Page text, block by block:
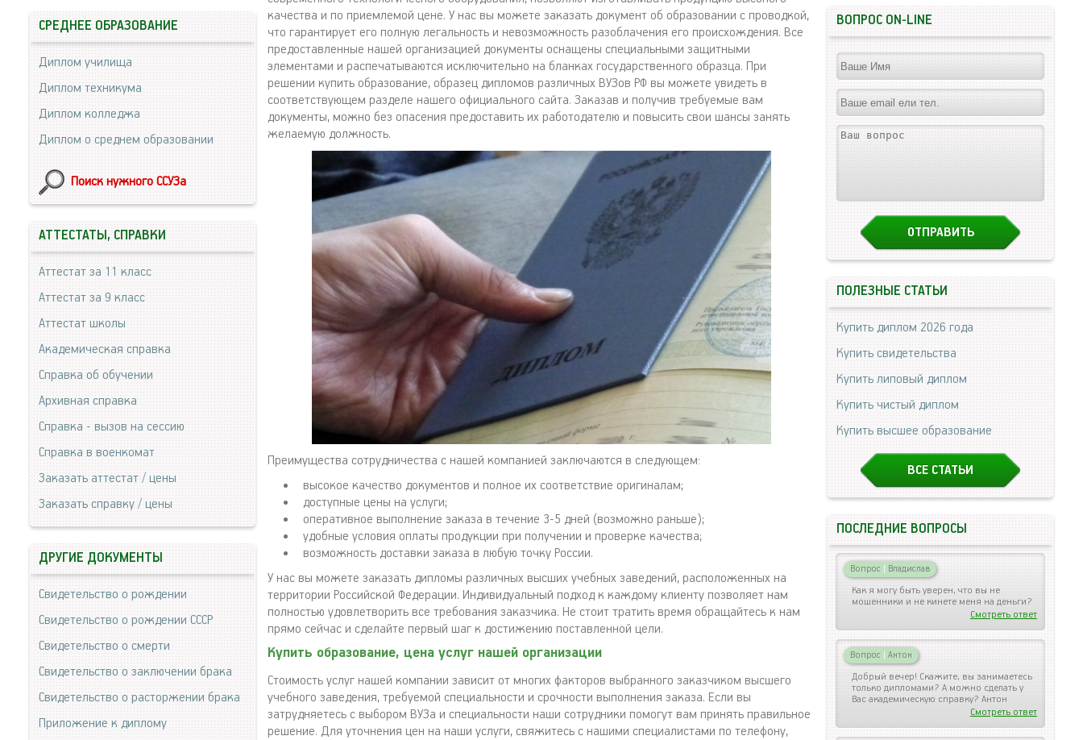
качества и по приемлемой цене. У нас вы можете заказать документ об образовании с проводкой,
что гарантирует его полную легальность и невозможность разоблачения его происхождения. Все
предоставленные нашей организацией документы оснащены специальными защитными
элементами и распечатываются исключительно на бланках государственного образца. При
решении купить образование, образец дипломов различных ВУЗов РФ вы можете увидеть в
соответствующем разделе нашего официального сайта. Заказав и получив требуемые вам
документы, можно без опасения предоставить их работодателю и повысить свои шансы занять
желаемую должность.
Преимущества сотрудничества с нашей компанией заключаются в следующем:
высокое качество документов и полное их соответствие оригиналам;
доступные цены на услуги;
оперативное выполнение заказа в течение 3-5 дней (возможно раньше);
удобные условия оплаты продукции при получении и проверке качества;
возможность доставки заказа в любую точку России.
У нас вы можете заказать дипломы различных высших учебных заведений, расположенных на
территории Российской Федерации. Индивидуальный подход к каждому клиенту позволяет нам
полностью удовлетворить все требования заказчика. Не стоит тратить время обращайтесь к нам
прямо сейчас и сделайте первый шаг к достижению поставленной цели.
Купить образование, цена услуг нашей организации
Стоимость услуг нашей компании зависит от многих факторов выбранного заказчиком высшего
учебного заведения, требуемой специальности и срочности выполнения заказа. Если вы
затрудняетесь с выбором ВУЗа и специальности наши сотрудники помогут вам принять правильное
решение. Для уточнения цен на наши услуги, свяжитесь с нашими специалистами по телефону,
СРЕДНЕЕ ОБРАЗОВАНИЕ
Диплом училища
Диплом техникума
Диплом колледжа
Диплом о среднем образовании
Поиск нужного ССУЗа
АТТЕСТАТЫ, СПРАВКИ
Аттестат за 11 класс
Аттестат за 9 класс
Аттестат школы
Академическая справка
Справка об обучении
Архивная справка
Справка - вызов на сессию
Справка в военкомат
Заказать аттестат / цены
Заказать справку / цены
ДРУГИЕ ДОКУМЕНТЫ
Свидетельство о рождении
Свидетельство о рождении СССР
Свидетельство о смерти
Свидетельство о заключении брака
Свидетельство о расторжении брака
Приложение к диплому
ВОПРОС ON-LINE
ПОЛЕЗНЫЕ СТАТЬИ
Купить диплом 2026 года
Купить свидетельства
Купить липовый диплом
Купить чистый диплом
Купить высшее образование
ВСЕ СТАТЬИ
ПОСЛЕДНИЕ ВОПРОСЫ
Вопрос | Владислав
Как я могу быть уверен, что вы не
мошенники и не кинете меня на деньги?
Смотреть ответ
Вопрос | Антон
Добрый вечер! Скажите, вы занимаетесь
только дипломами? А можно сделать у
Вас академическую справку? Антон
Смотреть ответ